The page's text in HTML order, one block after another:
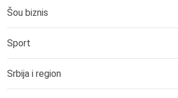
Šou biznis
Sport
Srbija i region